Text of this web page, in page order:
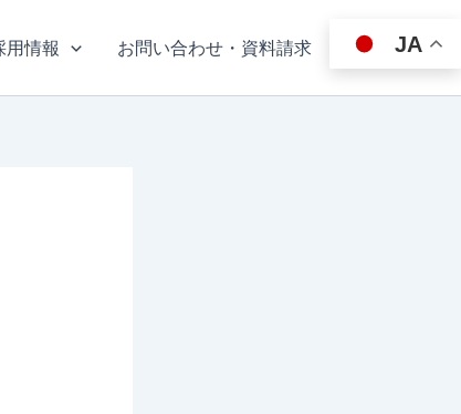
用情報 お問い合わせ・資料請求 JA